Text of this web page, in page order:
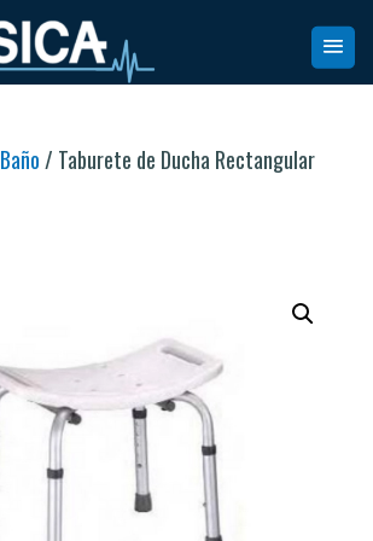
Baño / Taburete de Ducha Rectangular